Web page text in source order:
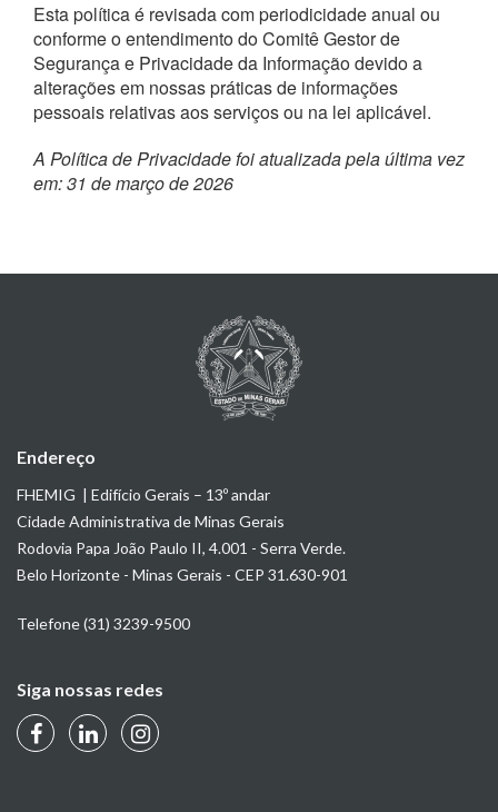
Esta política é revisada com periodicidade anual ou
conforme o entendimento do Comitê Gestor de
Segurança e Privacidade da Informação devido a
alterações em nossas práticas de informações
pessoais relativas aos serviços ou na lei aplicável.
A Política de Privacidade foi atualizada pela última vez
em: 31 de março de 2026
Endereço
FHEMIG | Edifício Gerais – 13º andar
Cidade Administrativa de Minas Gerais
Rodovia Papa João Paulo II, 4.001 - Serra Verde.
Belo Horizonte - Minas Gerais - CEP 31.630-901
Telefone (31) 3239-9500
Siga nossas redes